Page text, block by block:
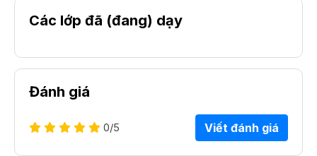
Các lớp đã (đang) dạy
Đánh giá
0/5 Viết đánh giá